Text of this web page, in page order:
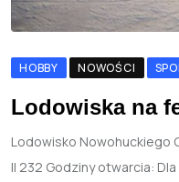
HOBBY NOWOŚCI
Lodowiska na
Lodowisko Nowohuckiego
II 232 Godziny otwarcia: